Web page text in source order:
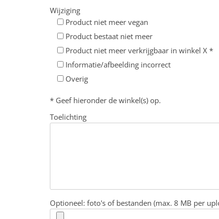
Wijziging
Product niet meer vegan
Product bestaat niet meer
Product niet meer verkrijgbaar in winkel X *
Informatie/afbeelding incorrect
Overig
* Geef hieronder de winkel(s) op.
Toelichting
Optioneel: foto's of bestanden (max. 8 MB per